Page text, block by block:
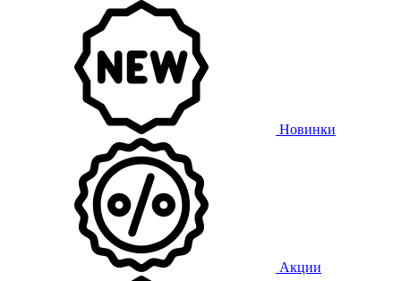
Новинки
Акции